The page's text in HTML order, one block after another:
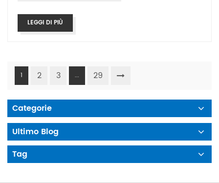
LEGGI DI PIÙ
1 2 3 ... 29
Categorie
Ultimo Blog
Tag